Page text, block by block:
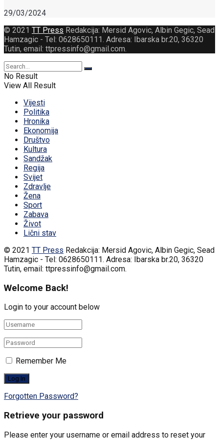
29/03/2024
© 2021 TT Press Redakcija: Mersid Agovic, Albin Gegic, Sead
Hamzagic - Tel: 0628650111. Adresa: Ibarska br.20, 36320
Tutin, email: ttpressinfo@gmail.com.
No Result
View All Result
Vijesti
Politika
Hronika
Ekonomija
Društvo
Kultura
Sandžak
Regija
Svijet
Zdravlje
Žena
Sport
Zabava
Život
Lični stav
© 2021 TT Press Redakcija: Mersid Agovic, Albin Gegic, Sead
Hamzagic - Tel: 0628650111. Adresa: Ibarska br.20, 36320
Tutin, email: ttpressinfo@gmail.com.
Welcome Back!
Login to your account below
Remember Me
Forgotten Password?
Retrieve your password
Please enter your username or email address to reset your